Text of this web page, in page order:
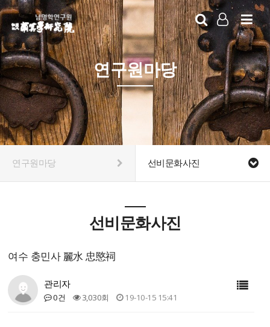
LOG IN
SIGN UP
연구원마당
연구원마당 선비문화사진
선비문화사진
여수 충민사 麗水 忠愍祠
관리자
0건 3,030회 19-10-15 15:41